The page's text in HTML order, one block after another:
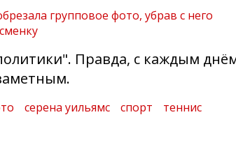
Правда, с каждым
серена уильямс спорт
теннис